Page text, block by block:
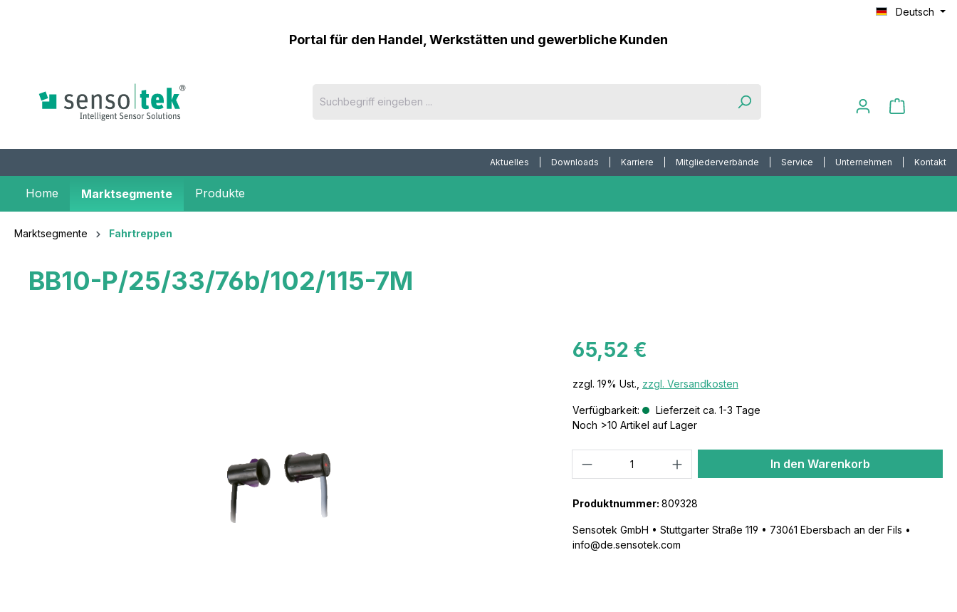
Deutsch
Portal für den Handel, Werkstätten und gewerbliche Kunden
Aktuelles Downloads Karriere Mitgliederverbände Service Unternehmen Kontakt
Home Marktsegmente Produkte
Marktsegmente Fahrtreppen
BB10-P/25/33/76b/102/115-7M
65,52 €
zzgl. 19% Ust., zzgl. Versandkosten
Verfügbarkeit:
Lieferzeit ca. 1-3 Tage
Noch >10 Artikel auf Lager
In den Warenkorb
Produktnummer: 809328
Sensotek GmbH • Stuttgarter Straße 119 • 73061 Ebersbach an der Fils •
info@de.sensotek.com